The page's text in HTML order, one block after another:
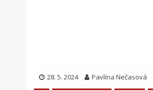
28. 5. 2024 Pavlína Nečasová